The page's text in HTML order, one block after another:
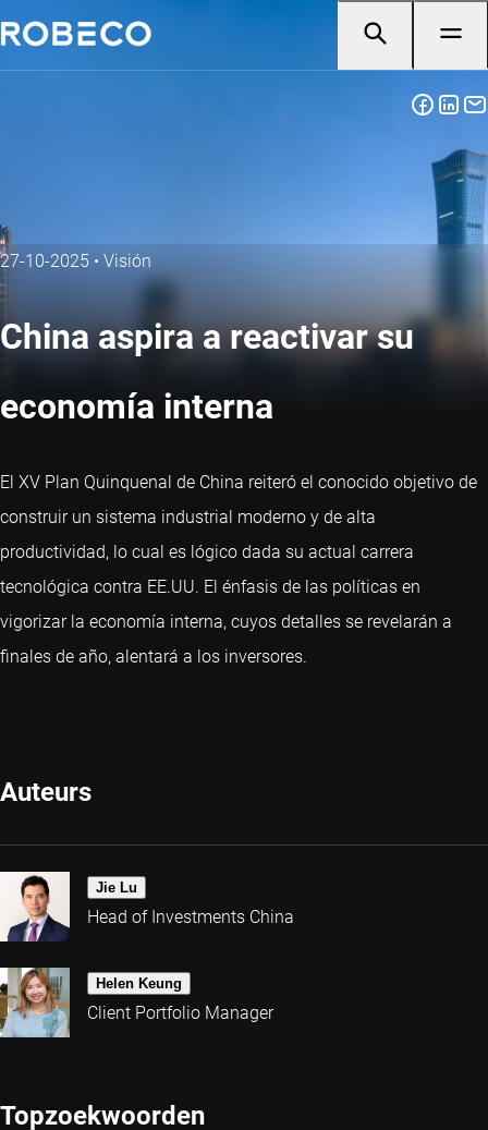
27-10-2025 • Visión
China aspira a reactivar su
economía interna
El XV Plan Quinquenal de China reiteró el conocido objetivo de
construir un sistema industrial moderno y de alta
productividad, lo cual es lógico dada su actual carrera
tecnológica contra EE.UU. El énfasis de las políticas en
vigorizar la economía interna, cuyos detalles se revelarán a
finales de año, alentará a los inversores.
Auteurs
Jie Lu
Head of Investments China
Helen Keung
Client Portfolio Manager
Topzoekwoorden